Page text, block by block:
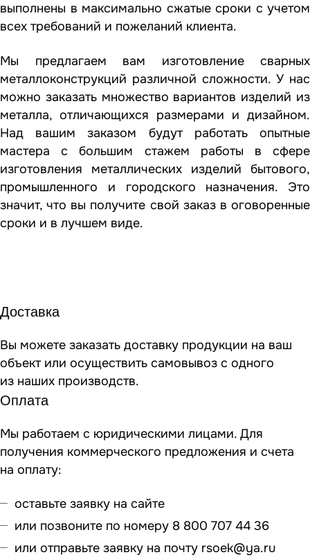
выполнены в максимально сжатые сроки с учетом
всех требований и пожеланий клиента.
Мы предлагаем вам изготовление сварных
металлоконструкций различной сложности. У нас
можно заказать множество вариантов изделий из
металла, отличающихся размерами и дизайном.
Над вашим заказом будут работать опытные
мастера с большим стажем работы в сфере
изготовления металлических изделий бытового,
промышленного и городского назначения. Это
значит, что вы получите свой заказ в оговоренные
сроки и в лучшем виде.
Доставка
Вы можете заказать доставку продукции на ваш
объект или осуществить самовывоз с одного
из наших производств.
Оплата
Мы работаем с юридическими лицами. Для
получения коммерческого предложения и счета
на оплату:
оставьте заявку на сайте
или позвоните по номеру 8 800 707 44 36
или отправьте заявку на почту rsoek@ya.ru